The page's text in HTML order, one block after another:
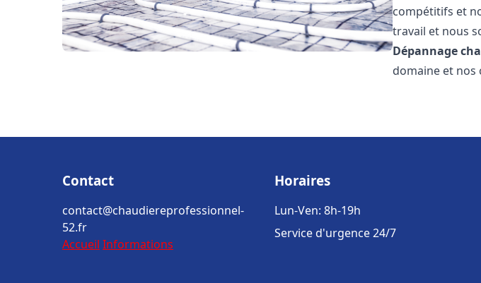
compétitifs et
travail et nous
Dépannage
domaine et nos
Contact
contact@chaudiereprofessionnel-
52.fr
Accueil Informations
Horaires
Lun-Ven: 8h-19h
Service d'urgence 24/7